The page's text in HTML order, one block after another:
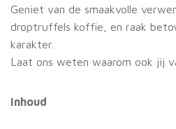
Geniet van de smaakvolle
droptruffels koffie, en raak
karakter.
Laat ons weten waarom ook jij
Inhoud